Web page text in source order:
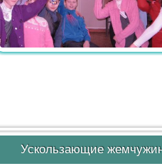
Ускользающие